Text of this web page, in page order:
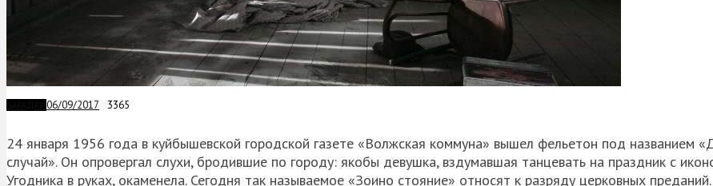
06/09/2017 3365
24 января 1956 года в куйбышевской городской газете «Волжская коммуна» вышел фельетон под названием
случай». Он опровергал слухи, бродившие по городу: якобы девушка, вздумавшая танцевать на праздник с
Угодника в руках, окаменела. Сегодня так называемое «Зоино стояние» относят к разряду церковных преданий.